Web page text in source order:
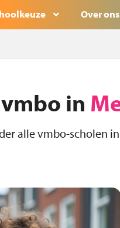
Over ons
in
alle vmbo-scholen